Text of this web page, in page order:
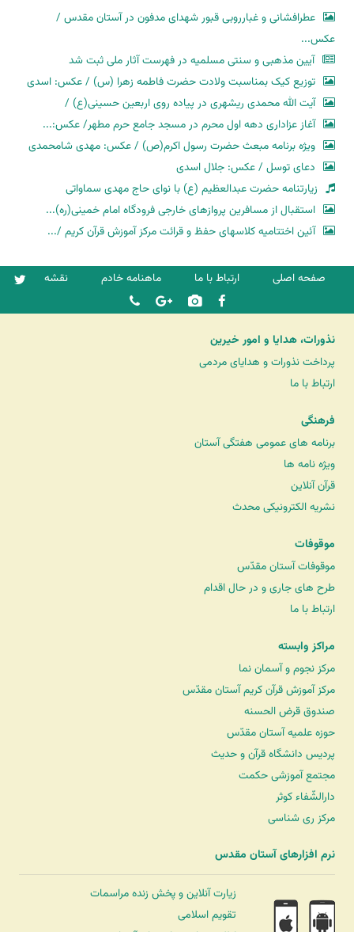
عطرافشانی و غبارروبی قبور شهدای مدفون در آستان مقدس /
عکس...
آیین مذهبی و سنتی مسلمیه در فهرست آثار ملی ثبت شد
توزیع کیک بمناسبت ولادت حضرت فاطمه زهرا (س) / عکس: اسدی
آیت الله محمدی ریشهری در پیاده روی اربعین حسینی(ع) /
آغاز عزاداری دهه اول محرم در مسجد جامع حرم مطهر/ عکس:...
ویژه برنامه مبعث حضرت رسول اکرم(ص) / عکس: مهدی شامحمدی
دعای توسل / عکس: جلال اسدی
زیارتنامه حضرت عبدالعظیم (ع) با نوای حاج مهدی سماواتی
استقبال از مسافرین پروازهای خارجی فرودگاه امام خمینی(ره)...
آئین اختتامیه کلاسهای حفظ و قرائت مرکز آموزش قرآن کریم /...
صفحه اصلی ارتباط با ما ماهنامه خادم نقشه
نذورات، هدایا و امور خیرین
پرداخت نذورات و هدایای مردمی
ارتباط با ما
فرهنگی
برنامه های عمومی هفتگی آستان
ویژه نامه ها
قرآن آنلاین
نشریه الکترونیکی محدث
موقوفات
موقوفات آستان مقدّس
طرح های جاری و در حال اقدام
ارتباط با ما
مراکز وابسته
مرکز نجوم و آسمان نما
مرکز آموزش قرآن کریم آستان مقدّس
صندوق قرض الحسنه
حوزه علمیه آستان مقدّس
پردیس دانشگاه قرآن و حدیث
مجتمع آموزشی حکمت
دارالشّفاء کوثر
مرکز ری شناسی
نرم افزارهای آستان مقدس
زیارت آنلاین و پخش زنده مراسمات
تقویم اسلامی